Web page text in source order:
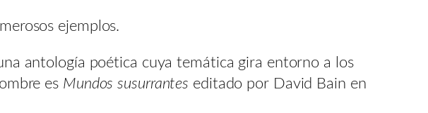
ejemplos.
antología poética cuya temática gira entorno a los
es Mundos susurrantes editado por David Bain en